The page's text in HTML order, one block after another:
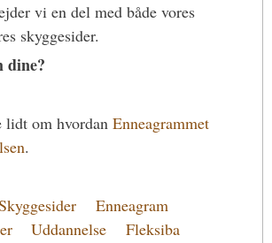
vi en del med både vores
skyggesider.
dine?
lidt om hvordan Enneagrammet
.
Enneagram
Uddannelse Fleksiba